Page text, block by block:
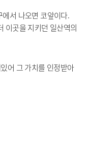
서 나오면 코앞이다.
이곳을 지키던 일산역의
어 그 가치를 인정받아